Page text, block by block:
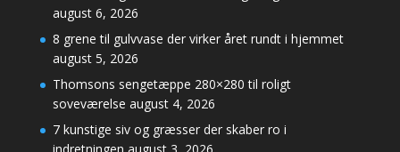
august 6, 2026
8 grene til gulvvase der virker året rundt i hjemmet
august 5, 2026
Thomsons sengetæppe 280×280 til roligt
soveværelse august 4, 2026
7 kunstige siv og græsser der skaber ro i
indretningen august 3, 2026